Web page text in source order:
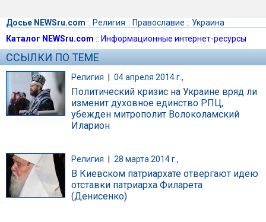
Досье NEWSru.com :: Религия :: Православие :: Украина
Каталог NEWSru.com :: Информационные интернет-ресурсы
ССЫЛКИ ПО ТЕМЕ
Религия | 04 апреля 2014 г.,
Политический кризис на Украине вряд ли
изменит духовное единство РПЦ,
убежден митрополит Волоколамский
Иларион
Религия 28 марта 2014 г.,
В Киевском патриархате отвергают идею
отставки патриарха Филарета
(Денисенко)